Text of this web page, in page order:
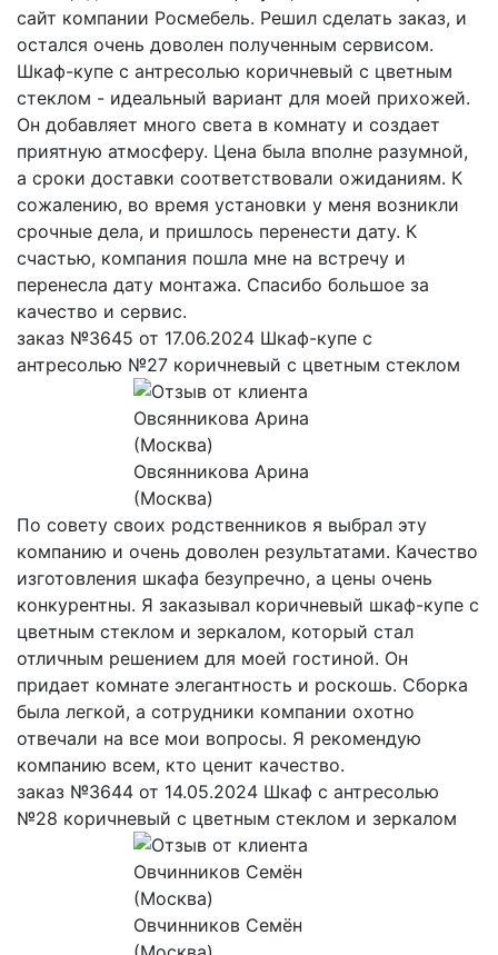
сайт компании Росмебель. Решил сделать заказ, и
остался очень доволен полученным сервисом.
Шкаф-купе с антресолью коричневый с цветным
стеклом - идеальный вариант для моей прихожей.
Он добавляет много света в комнату и создает
приятную атмосферу. Цена была вполне разумной,
а сроки доставки соответствовали ожиданиям. К
сожалению, во время установки у меня возникли
срочные дела, и пришлось перенести дату. К
счастью, компания пошла мне на встречу и
перенесла дату монтажа. Спасибо большое за
качество и сервис.
заказ №3645 от 17.06.2024 Шкаф-купе с
антресолью №27 коричневый с цветным стеклом
Овсянникова Арина
(Москва)
По совету своих родственников я выбрал эту
компанию и очень доволен результатами. Качество
изготовления шкафа безупречно, а цены очень
конкурентны. Я заказывал коричневый шкаф-купе с
цветным стеклом и зеркалом, который стал
отличным решением для моей гостиной. Он
придает комнате элегантность и роскошь. Сборка
была легкой, а сотрудники компании охотно
отвечали на все мои вопросы. Я рекомендую
компанию всем, кто ценит качество.
заказ №3644 от 14.05.2024 Шкаф с антресолью
№28 коричневый с цветным стеклом и зеркалом
Овчинников Семён